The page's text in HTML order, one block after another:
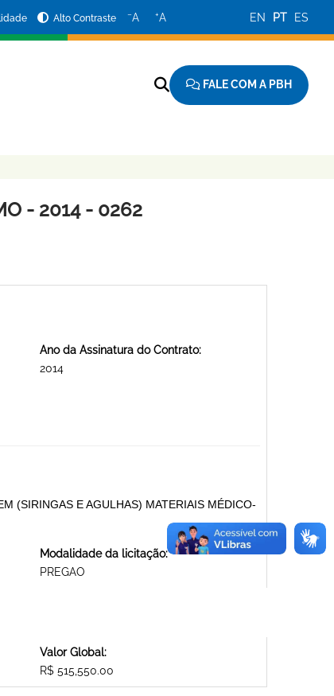
Alto Contraste −A +A EN PT ES
FALE COM A PBH
- 2014 - 0262
Ano da Assinatura do Contrato:
2014
(SIRINGAS E AGULHAS) MATERIAIS MÉDICO-
Modalidade da licitação:
PREGAO
Valor Global:
R$ 515,550.00